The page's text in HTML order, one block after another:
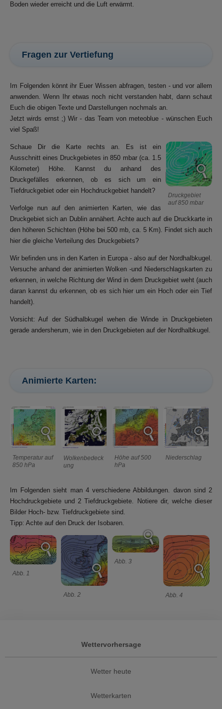
Boden wieder erreicht und die Luft erwärmt.
Fragen zur Vertiefung
Im Folgenden könnt ihr Euer Wissen abfragen, testen - und vor allem
anwenden. Wenn Ihr etwas noch nicht verstanden habt, dann schaut
Euch die obigen Texte und Darstellungen nochmals an.
Jetzt wirds ernst ;) Wir - das Team von meteoblue - wünschen Euch
viel Spaß!
Druckgebiet
auf 850 mbar
Schaue Dir die Karte rechts an. Es ist ein
Ausschnitt eines Druckgebietes in 850 mbar (ca. 1.5
Kilometer) Höhe. Kannst du anhand des
Druckgefälles erkennen, ob es sich um ein
Tiefdruckgebiet oder ein Hochdruckgebiet handelt?
Verfolge nun auf den animierten Karten, wie das
Druckgebiet sich an Dublin annähert. Achte auch auf die Druckkarte in
den höheren Schichten (Höhe bei 500 mb, ca. 5 Km). Findet sich auch
hier die gleiche Verteilung des Druckgebiets?
Wir befinden uns in den Karten in Europa - also auf der Nordhalbkugel.
Versuche anhand der animierten Wolken -und Niederschlagskarten zu
erkennen, in welche Richtung der Wind in dem Druckgebiet weht (auch
daran kannst du erkennen, ob es sich hier um ein Hoch oder ein Tief
handelt).
Vorsicht: Auf der Südhalbkugel wehen die Winde in Druckgebieten
gerade andersherum, wie in den Druckgebieten auf der Nordhalbkugel.
Animierte Karten:
Temperatur auf
850 hPa
Wolkenbedeck
ung
Höhe auf 500
hPa
Niederschlag
Im Folgenden sieht man 4 verschiedene Abbildungen. davon sind 2
Hochdruckgebiete und 2 Tiefdruckgebiete. Notiere dir, welche dieser
Bilder Hoch- bzw. Tiefdruckgebiete sind.
Tipp: Achte auf den Druck der Isobaren.
Abb. 1
Abb. 2
Abb. 3
Abb. 4
Wettervorhersage
Wetter heute
Wetterkarten